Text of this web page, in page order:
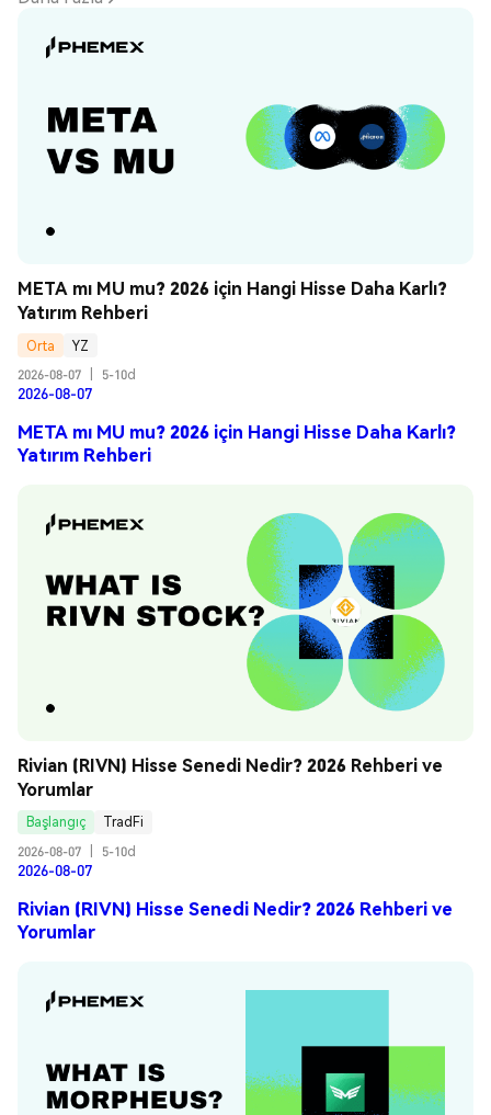
META mı MU mu? 2026 için Hangi Hisse Daha Karlı?
Yatırım Rehberi
Orta
YZ
2026-08-07
5-10d
2026-08-07
META mı MU mu? 2026 için Hangi Hisse Daha Karlı?
Yatırım Rehberi
Rivian (RIVN) Hisse Senedi Nedir? 2026 Rehberi ve
Yorumlar
Başlangıç
TradFi
2026-08-07
5-10d
2026-08-07
Rivian (RIVN) Hisse Senedi Nedir? 2026 Rehberi ve
Yorumlar